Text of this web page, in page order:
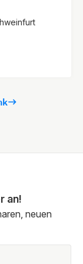
an!
neuen